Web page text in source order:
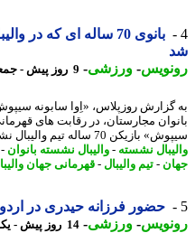
بانوی 70 ساله ای که در
-ورزشی-9 روز پیش - جمعه 9 مرداد 1405، 13:38
مجارستان، در رقابت های قهرمانی
70 ساله تیم والیبال نشسته ...
نشسته-والیبال نشسته بانوان-
-تیم والیبال-قهرمانی جهان والیبال
حضور فرزانه حیدری در اردوی
-ورزشی-14 روز پیش - یکشنبه 4 مرداد 1405، 04:53